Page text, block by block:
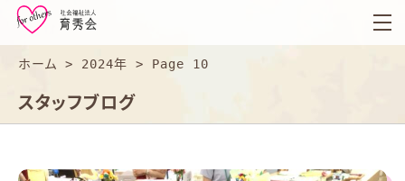
育
秀
会
ホーム > 2024年 > Page 10
スタッフブログ